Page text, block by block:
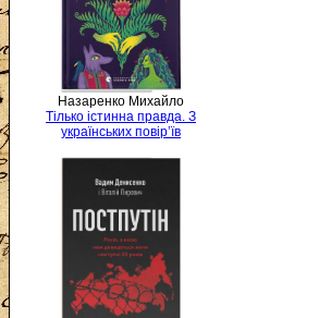
Назаренко Михайло
Тілько істинна правда. З
українських повір’їв